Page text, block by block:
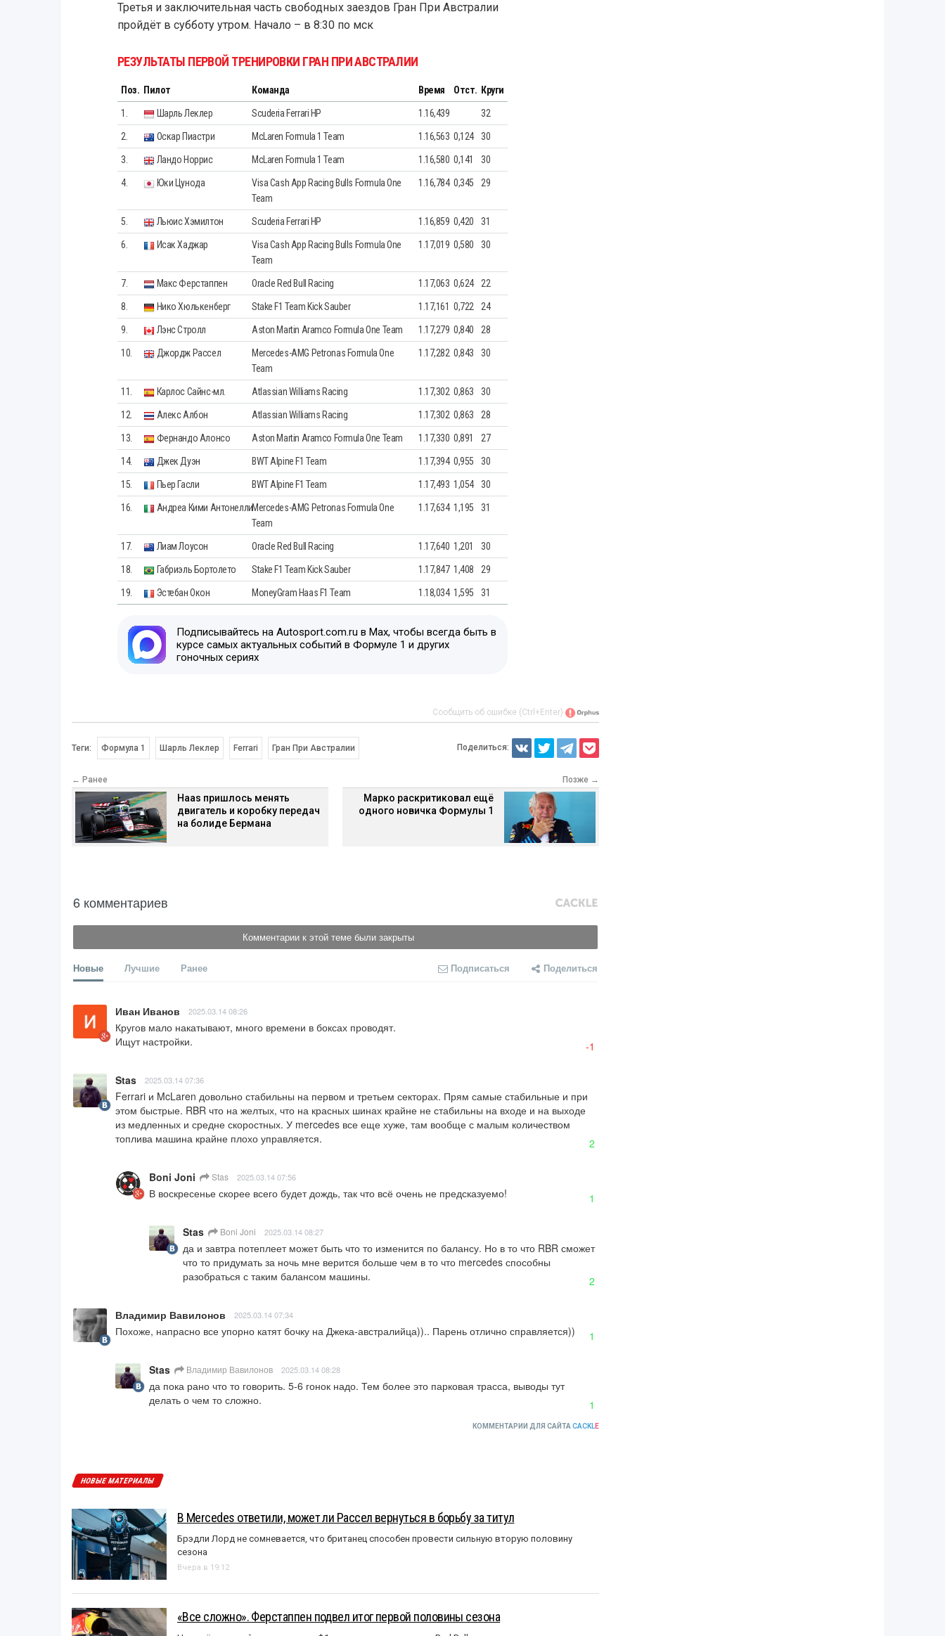
Третья и заключительная часть свободных заездов Гран При Австралии
пройдёт в субботу утром. Начало – в 8:30 по мск
РЕЗУЛЬТАТЫ ПЕРВОЙ ТРЕНИРОВКИ ГРАН ПРИ АВСТРАЛИИ
Поз. Пилот Команда Время Отст. Круги
1. Шарль Леклер Scuderia Ferrari HP 1.16,439 32
2. Оскар Пиастри McLaren Formula 1 Team 1.16,563 0,124 30
3. Ландо Норрис McLaren Formula 1 Team 1.16,580 0,141 30
4. Юки Цунода
Visa Cash App Racing Bulls Formula One
Team
1.16,784 0,345 29
5. Льюис Хэмилтон Scuderia Ferrari HP 1.16,859 0,420 31
6. Исак Хаджар
Visa Cash App Racing Bulls Formula One
Team
1.17,019 0,580 30
7. Макс Ферстаппен Oracle Red Bull Racing 1.17,063 0,624 22
8. Нико Хюлькенберг Stake F1 Team Kick Sauber 1.17,161 0,722 24
9. Лэнс Стролл Aston Martin Aramco Formula One Team 1.17,279 0,840 28
10. Джордж Рассел
Mercedes-AMG Petronas Formula One
Team
1.17,282 0,843 30
11. Карлос Сайнс-мл. Atlassian Williams Racing 1.17,302 0,863 30
12. Алекс Албон Atlassian Williams Racing 1.17,302 0,863 28
13. Фернандо Алонсо Aston Martin Aramco Formula One Team 1.17,330 0,891 27
14. Джек Дуэн BWT Alpine F1 Team 1.17,394 0,955 30
15. Пьер Гасли BWT Alpine F1 Team 1.17,493 1,054 30
16. Андреа Кими АнтонеллиMercedes-AMG Petronas Formula One
Team
1.17,634 1,195 31
17. Лиам Лоусон Oracle Red Bull Racing 1.17,640 1,201 30
18. Габриэль Бортолето Stake F1 Team Kick Sauber 1.17,847 1,408 29
19. Эстебан Окон MoneyGram Haas F1 Team 1.18,034 1,595 31
Подписывайтесь на Autosport.com.ru в Max, чтобы всегда быть в
курсе самых актуальных событий в Формуле 1 и других
гоночных сериях
Сообщить об ошибке (Ctrl+Enter)
Теги: Формула 1 Шарль Леклер Ferrari Гран При Австралии Поделиться:
← Ранее
Haas пришлось менять
двигатель и коробку передач
на болиде Бермана
Позже →
Марко раскритиковал ещё
одного новичка Формулы 1
6 комментариев
Комментарии к этой теме были закрыты
Новые Лучшие Ранее Подписаться Поделиться
Иван Иванов 2025.03.14 08:26
Кругов мало накатывают, много времени в боксах проводят.
Ищут настройки.
-1
Stas 2025.03.14 07:36
Ferrari и McLaren довольно стабильны на первом и третьем секторах. Прям самые стабильные и при
этом быстрые. RBR что на желтых, что на красных шинах крайне не стабильны на входе и на выходе
из медленных и средне скоростных. У mercedes все еще хуже, там вообще с малым количеством
топлива машина крайне плохо управляется.
2
Boni Joni Stas 2025.03.14 07:56
В воскресенье скорее всего будет дождь, так что всё очень не предсказуемо! 1
Stas Boni Joni 2025.03.14 08:27
да и завтра потеплеет может быть что то изменится по балансу. Но в то что RBR сможет
что то придумать за ночь мне верится больше чем в то что mercedes способны
разобраться с таким балансом машины.
2
Владимир Вавилонов 2025.03.14 07:34
Похоже, напрасно все упорно катят бочку на Джека-австралийца)).. Парень отлично справляется)) 1
Stas Владимир Вавилонов 2025.03.14 08:28
да пока рано что то говорить. 5-6 гонок надо. Тем более это парковая трасса, выводы тут
делать о чем то сложно.
1
КОММЕНТАРИИ ДЛЯ САЙТА CACKLE
НОВЫЕ МАТЕРИАЛЫ
В Mercedes ответили, может ли Рассел вернуться в борьбу за титул
Брэдли Лорд не сомневается, что британец способен провести сильную вторую половину
сезона
Вчера в 19:12
«Все сложно». Ферстаппен подвел итог первой половины сезона